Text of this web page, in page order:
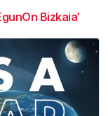
Bizkaia’